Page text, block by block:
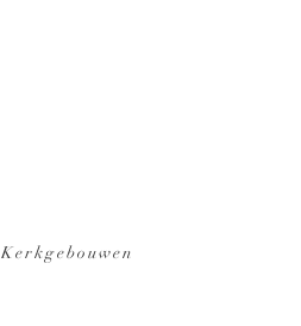
Kerkgebouwen